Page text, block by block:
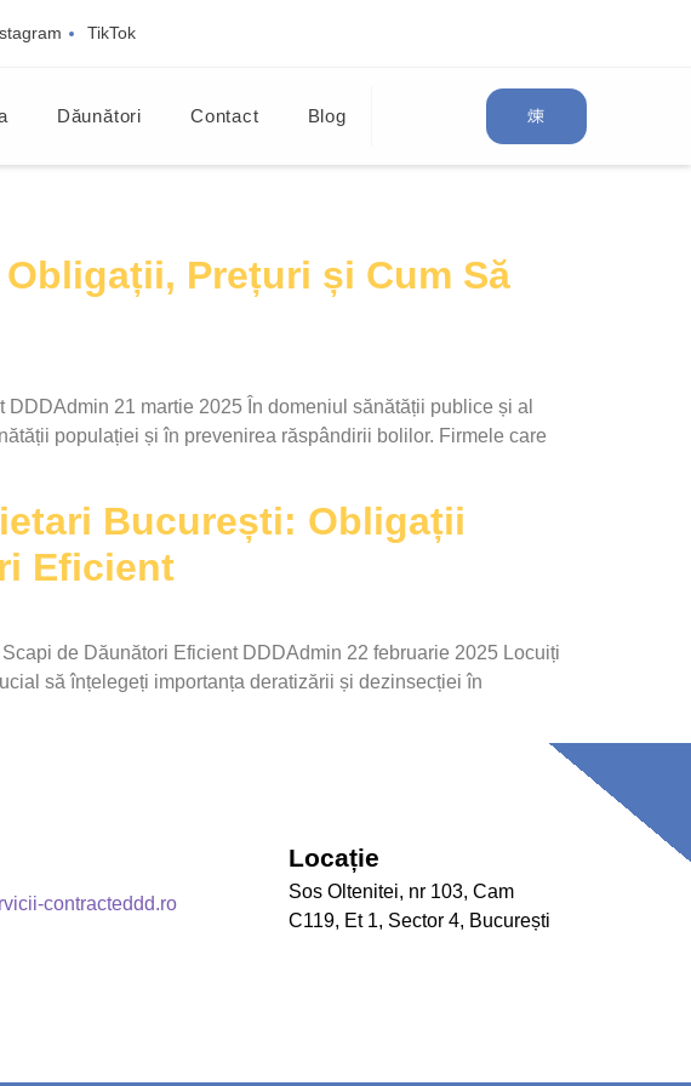
TikTok
Dăunători Contact Blog
Prețuri și Cum Să
21 martie 2025 În domeniul sănătății publice și al
populației și în prevenirea răspândirii bolilor. Firmele care
București: Obligații
Eficient
de Dăunători Eficient DDDAdmin 22 februarie 2025 Locuiți
să înțelegeți importanța deratizării și dezinsecției în
contracteddd.ro
Locație
Sos Oltenitei, nr 103, Cam
C119, Et 1, Sector 4, București